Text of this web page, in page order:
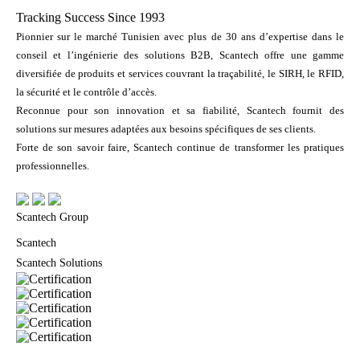
Tracking Success Since 1993
Pionnier sur le marché Tunisien avec plus de 30 ans d’expertise dans le
conseil et l’ingénierie des solutions B2B, Scantech offre une gamme
diversifiée de produits et services couvrant la traçabilité, le SIRH, le RFID,
la sécurité et le contrôle d’accès.
Reconnue pour son innovation et sa fiabilité, Scantech fournit des
solutions sur mesures adaptées aux besoins spécifiques de ses clients.
Forte de son savoir faire, Scantech continue de transformer les pratiques
professionnelles.
Scantech Group
Scantech
Scantech Solutions